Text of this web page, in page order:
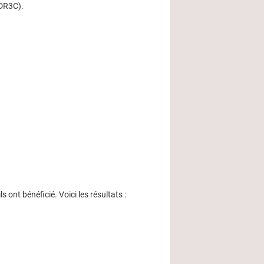
ont bénéficié. Voici les résultats :